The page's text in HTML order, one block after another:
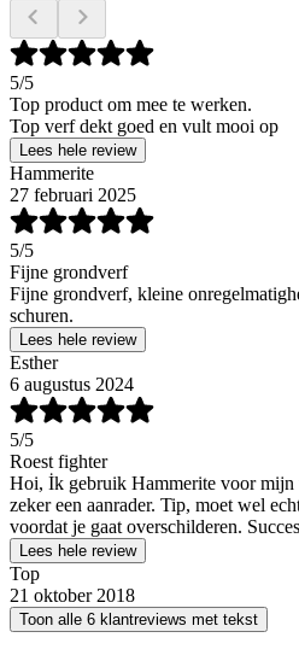
5/5
Top product om mee te werken.
Top verf dekt goed en vult mooi op
Lees hele review
Hammerite
27 februari 2025
5/5
Fijne grondverf
Fijne grondverf, kleine
schuren.
Lees hele review
Esther
6 augustus 2024
5/5
Roest fighter
Hoi, İk gebruik Hammerite voor mijn
zeker een aanrader. Tip, moet wel
voordat je gaat overschilderen.
Lees hele review
Top
21 oktober 2018
Toon alle 6 klantreviews met tekst